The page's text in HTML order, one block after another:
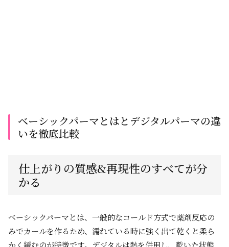
ベーシックパーマとはとデジタルパーマの違
いを徹底比較
仕上がりの質感&再現性のすべてが分
かる
ベーシックパーマとは、一般的なコールド方式で薬剤反応の
みでカールを作るため、濡れている時に強く出て乾くと柔ら
かく緩むのが特徴です。デジタルは熱を併用し、乾いた状態